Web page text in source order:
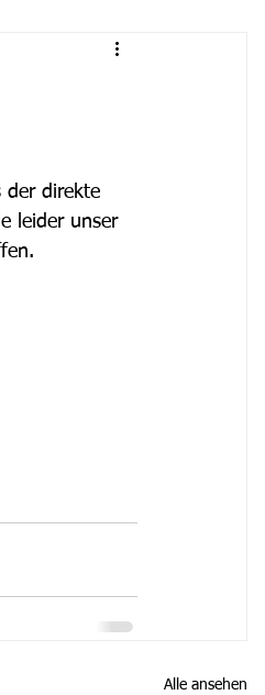
der direkte
leider unser
Alle ansehen